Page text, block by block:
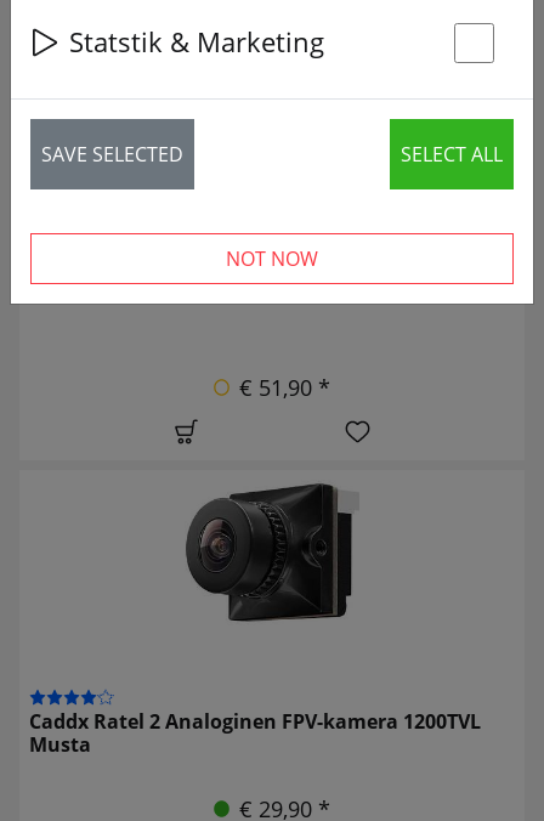
31 articles Zubehör & Ersatzteile am Ende der Kategorie
UUSI
€ 51,90 *
Caddx Ratel 2 Analoginen FPV-kamera 1200TVL
Musta
€ 29,90 *
Statstik & Marketing
SAVE SELECTED SELECT ALL
NOT NOW